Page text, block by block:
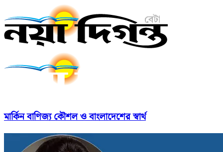
মার্কিন বাণিজ্য কৌশল ও বাংলাদেশের স্বার্থ